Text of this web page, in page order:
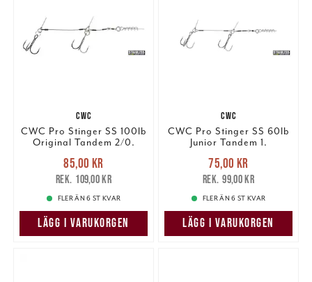
CWC
CWC Pro Stinger SS 100lb
Original Tandem 2/0.
Nuvarande pris
85,00 krTidigare pris
109,00 kr
85,00 kr
109,00 kr
FLER ÄN 6 ST KVAR
LÄGG I VARUKORGEN
CWC
CWC Pro Stinger SS 60lb
Junior Tandem 1.
Nuvarande pris
75,00 krTidigare pris
99,00 kr
75,00 kr
99,00 kr
FLER ÄN 6 ST KVAR
LÄGG I VARUKORGEN